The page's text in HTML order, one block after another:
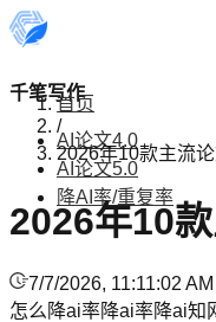
千笔写作
AI论文4.0
AI论文5.0
降AI率/重复率
首页
/
2026年10款主流
2026年10
7/7/2026, 11:11:02 AM
怎么降ai率降ai率降ai知